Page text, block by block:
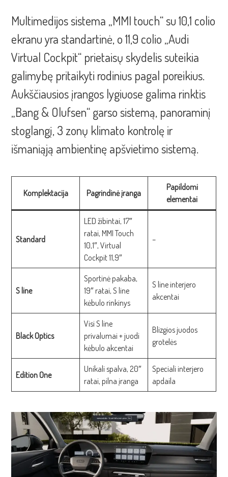
Multimedijos sistema „MMI touch“ su 10,1 colio
ekranu yra standartinė, o 11,9 colio „Audi
Virtual Cockpit“ prietaisų skydelis suteikia
galimybę pritaikyti rodinius pagal poreikius.
Aukščiausios įrangos lygiuose galima rinktis
„Bang & Olufsen“ garso sistemą, panoraminį
stoglangį, 3 zonų klimato kontrolę ir
išmaniąją ambientinę apšvietimo sistemą.
Komplektacija Pagrindinė įranga
Papildomi
elementai
Standard
LED žibintai, 17″
ratai, MMI Touch
10,1″, Virtual
Cockpit 11,9″
–
S line
Sportinė pakaba,
19″ ratai, S line
kėbulo rinkinys
S line interjero
akcentai
Black Optics
Visi S line
privalumai + juodi
kėbulo akcentai
Blizgios juodos
grotelės
Edition One
Unikali spalva, 20″
ratai, pilna įranga
Speciali interjero
apdaila